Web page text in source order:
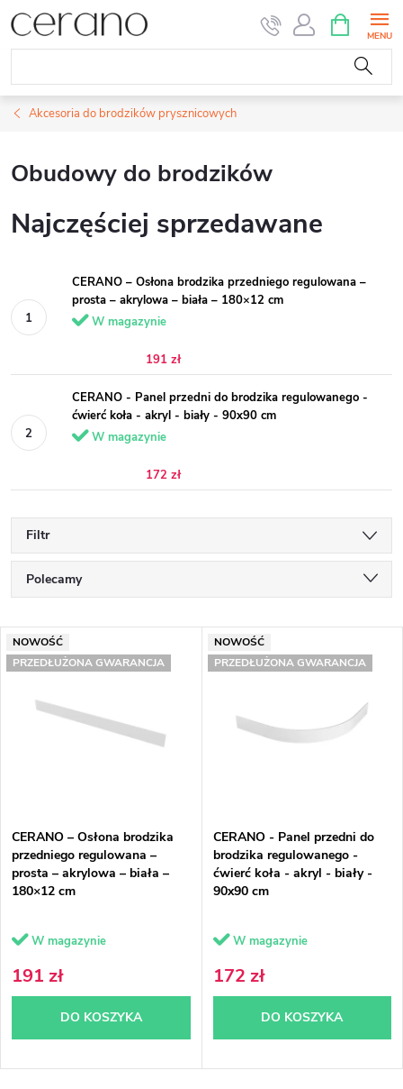
Przejść
do
treści
KOSZYK
Akcesoria do brodzików prysznicowych
Obudowy do brodzików
Najczęściej sprzedawane
CERANO – Osłona brodzika przedniego regulowana –
prosta – akrylowa – biała – 180×12 cm
W magazynie
191 zł
CERANO - Panel przedni do brodzika regulowanego -
ćwierć koła - akryl - biały - 90x90 cm
W magazynie
172 zł
Filtr
r
t
n
i
e
p
r
o
d
u
Polecamy
Najdroższe
Alfabetycznie
L
i
r
o
d
u
k
t
ó
NOWOŚĆ
PRZEDŁUŻONA GWARANCJA
CERANO – Osłona brodzika
przedniego regulowana –
prosta – akrylowa – biała –
180×12 cm
W magazynie
191 zł
DO KOSZYKA
NOWOŚĆ
PRZEDŁUŻONA GWARANCJA
CERANO - Panel przedni do
brodzika regulowanego -
ćwierć koła - akryl - biały -
90x90 cm
W magazynie
172 zł
DO KOSZYKA